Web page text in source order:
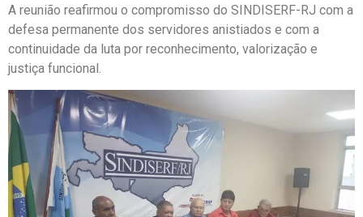
A reunião reafirmou o compromisso do SINDISERF-RJ com a
defesa permanente dos servidores anistiados e com a
continuidade da luta por reconhecimento, valorização e
justiça funcional.